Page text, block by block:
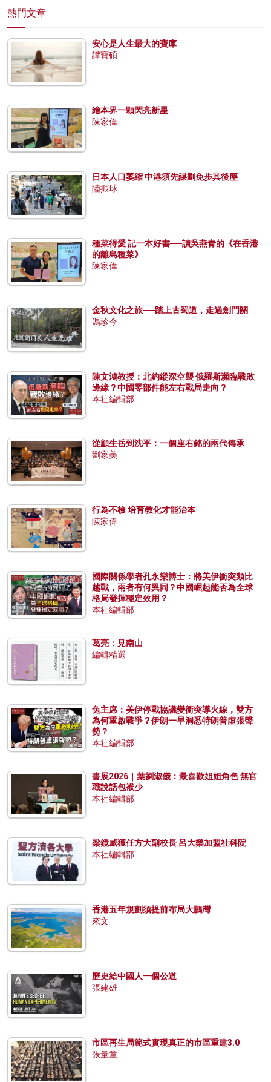
熱門文章
安心是人生最大的寶庫
譚寶碩
繪本界一顆閃亮新星
陳家偉
日本人口萎縮 中港須先謀劃免步其後塵
陸振球
種菜得愛 記一本好書──讀吳燕青的《在香港
的離島種菜》
陳家偉
金秋文化之旅──踏上古蜀道，走過劍門關
馮珍今
陳文鴻教授：北約縱深空襲 俄羅斯瀕臨戰敗
邊緣？中國零部件能左右戰局走向？
本社編輯部
從顧生岳到沈平：一個座右銘的兩代傳承
劉家美
行為不檢 培育教化才能治本
陳家偉
國際關係學者孔永樂博士：將美伊衝突類比
越戰，兩者有何異同？中國崛起能否為全球
格局發揮穩定效用？
本社編輯部
葛亮：見南山
編輯精選
兔主席：美伊停戰協議變衝突導火線，雙方
為何重啟戰爭？伊朗一早洞悉特朗普虛張聲
勢？
本社編輯部
書展2026｜葉劉淑儀：最喜歡姐姐角色 無官
職說話包袱少
本社編輯部
梁鏡威獲任方大副校長 呂大樂加盟社科院
本社編輯部
香港五年規劃須提前布局大鵬灣
來文
歷史給中國人一個公道
張建雄
市區再生局範式實現真正的市區重建3.0
張量童